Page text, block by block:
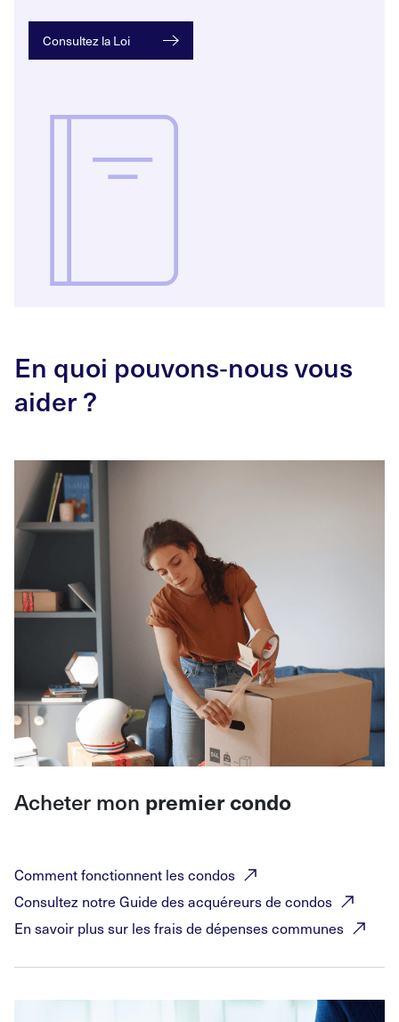
Consultez la Loi
En quoi pouvons‑nous vous
aider?
Acheter mon premier condo
Comment fonctionnent lescondos
Consultez notre Guide des acquéreurs de condos
En savoir plus sur les frais de dépensescommunes